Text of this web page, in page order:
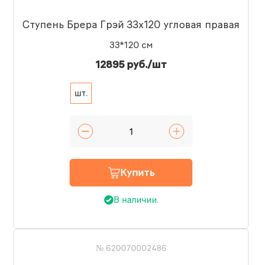
Ступень Брера Грэй 33x120 угловая правая
33*120 см
12895 руб./шт
шт.
Купить
В наличии.
№ 620070002486